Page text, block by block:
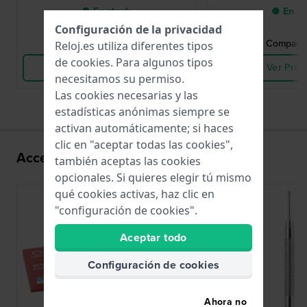
● En stock
Comparar Relojes
Ver Producto
● En
Ver
Accesorios para el movimiento 8285
Configuración de la privacidad
Reloj.es utiliza diferentes tipos
de cookies. Para algunos tipos
necesitamos su permiso.
Las cookies necesarias y las
estadísticas anónimas siempre se
activan automáticamente; si haces
clic en "aceptar todas las cookies",
también aceptas las cookies
opcionales. Si quieres elegir tú mismo
qué cookies activas, haz clic en
"configuración de cookies".
Aceptar todo
Configuración de cookies
Ahora no